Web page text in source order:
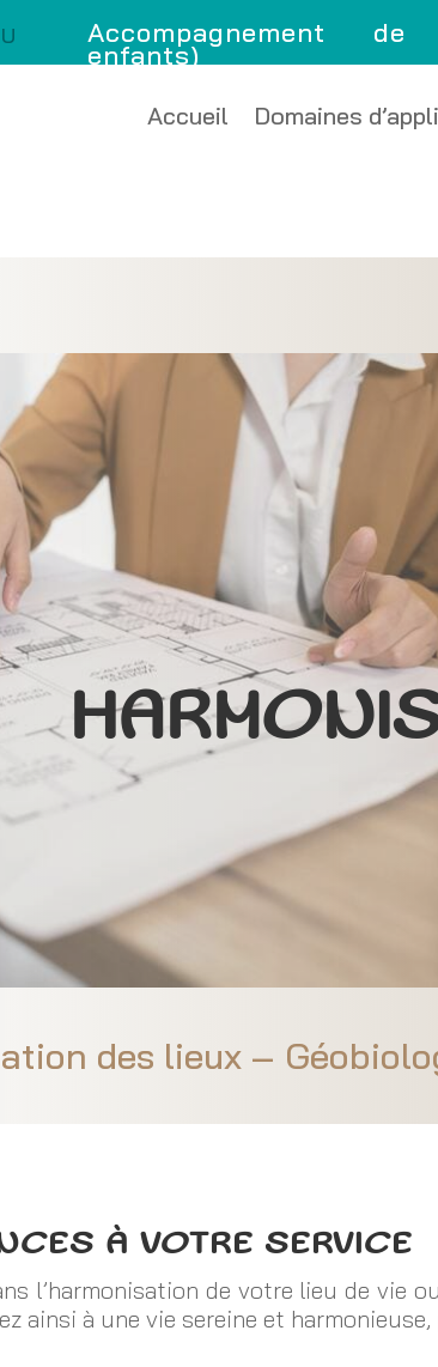
Accompagnement
enfants)
Accueil Domaines
des lieux –
À VOTRE SERVICE
l’harmonisation de votre lieu de vie
ainsi à une vie sereine et